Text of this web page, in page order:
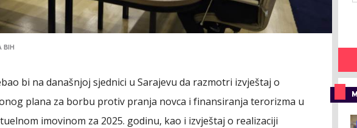
BIH
bi na današnjoj sjednici u Sarajevu da razmotri izvještaj o
plana za borbu protiv pranja novca i finansiranja terorizma u
imovinom za 2025. godinu, kao i izvještaj o realizaciji